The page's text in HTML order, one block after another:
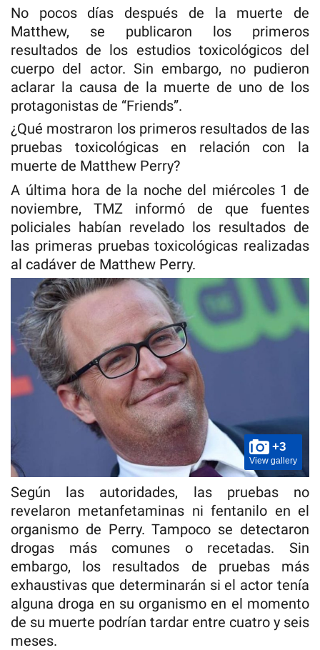
No pocos días después de la muerte de
Matthew, se publicaron los primeros
resultados de los estudios toxicológicos del
cuerpo del actor. Sin embargo, no pudieron
aclarar la causa de la muerte de uno de los
protagonistas de “Friends”.
¿Qué mostraron los primeros resultados de las
pruebas toxicológicas en relación con la
muerte de Matthew Perry?
A última hora de la noche del miércoles 1 de
noviembre, TMZ informó de que fuentes
policiales habían revelado los resultados de
las primeras pruebas toxicológicas realizadas
al cadáver de Matthew Perry.
+3
View gallery
Según las autoridades, las pruebas no
revelaron metanfetaminas ni fentanilo en el
organismo de Perry. Tampoco se detectaron
drogas más comunes o recetadas. Sin
embargo, los resultados de pruebas más
exhaustivas que determinarán si el actor tenía
alguna droga en su organismo en el momento
de su muerte podrían tardar entre cuatro y seis
meses.